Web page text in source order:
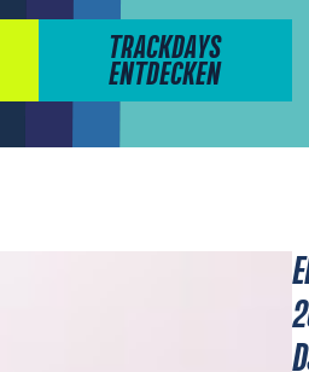
TRACKDAYS
ENTDECKEN